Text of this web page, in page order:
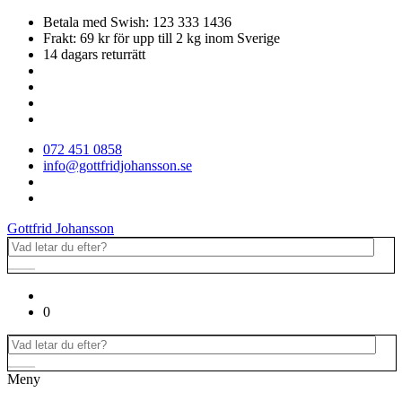
Betala med Swish: 123 333 1436
Frakt: 69 kr för upp till 2 kg inom Sverige
14 dagars returrätt
072 451 0858
info@gottfridjohansson.se
Gottfrid Johansson
0
Meny